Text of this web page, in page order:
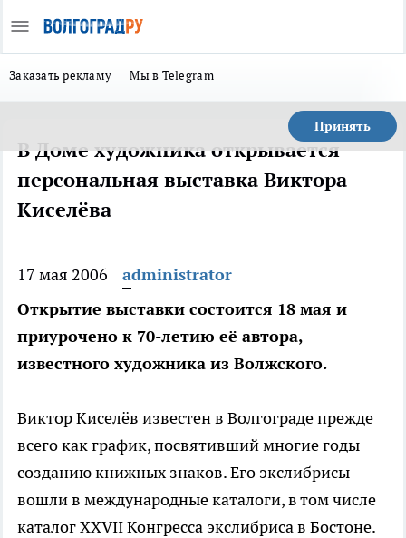
Заказать рекламу Мы в Telegram
Принять
В Доме художника открывается
персональная выставка Виктора
Киселёва
17 мая 2006
administrator
Открытие выставки состоится 18 мая и
приурочено к 70-летию её автора,
известного художника из Волжского.
Виктор Киселёв известен в Волгограде прежде
всего как график, посвятивший многие годы
созданию книжных знаков. Его экслибрисы
вошли в международные каталоги, в том числе
каталог XXVII Конгресса экслибриса в Бостоне.